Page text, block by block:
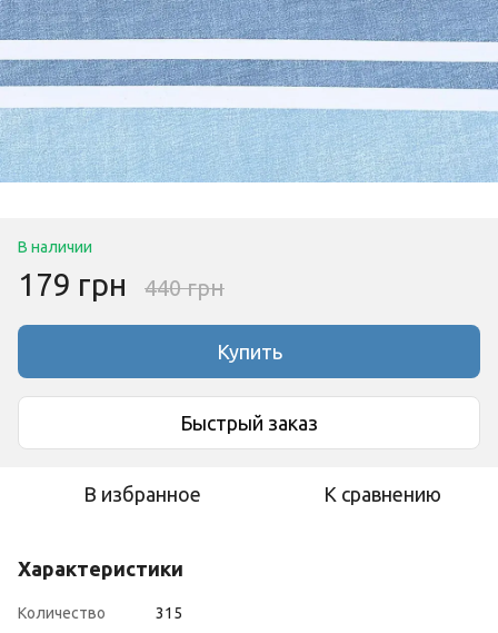
В наличии
179 грн 440 грн
Купить
Быстрый заказ
В избранное К сравнению
Характеристики
Количество
315